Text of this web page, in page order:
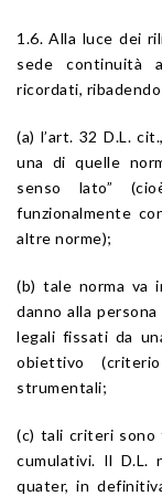
1.6. Alla luce dei
sede continuità
ricordati,
(a) l’art. 32 D.L.
una di quelle
senso lato”
funzionalmente
altre norme);
(b) tale norma va
danno alla
legali fissati da
obiettivo
strumentali;
(c) tali criteri sono
cumulativi. Il D.L.
quater, in